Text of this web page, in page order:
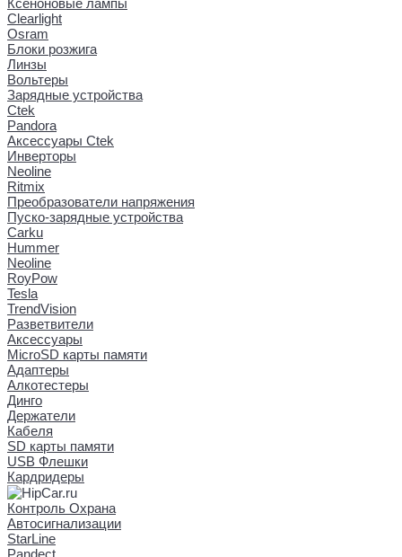
Clearlight
Osram
Блоки розжига
Линзы
Вольтеры
Зарядные устройства
Ctek
Pandora
Аксессуары Ctek
Инверторы
Neoline
Ritmix
Преобразователи напряжения
Пуско-зарядные устройства
Carku
Hummer
Neoline
RoyPow
Tesla
TrendVision
Разветвители
Аксессуары
MicroSD карты памяти
Адаптеры
Алкотестеры
Динго
Держатели
Кабеля
SD карты памяти
USB Флешки
Кардридеры
Контроль Охрана
Автосигнализации
StarLine
Pandect